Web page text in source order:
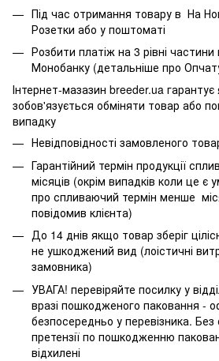
Під час отримання товару в На
Розетки або у поштоматі
Розбити платіж на 3 рівні
Монобанку (детальніше про
Інтернет-мазазин breeder.ua гарантує
зобов'язується обміняти товар або
випадку
Невідповідності замовленого
Гарантійний термін продукції
місяців (окрім випадків коли це є
про спливаючий термін менше
повідомив клієнта)
До 14 днів якщо товар зберіг
не ушкоджений вид (лоістичні
замовника)
УВАГА! перевіряйте посилку у
вразі пошкодженого паковання -
безпосередньо у перевізника.
претензії по пошкодженню
відхилені